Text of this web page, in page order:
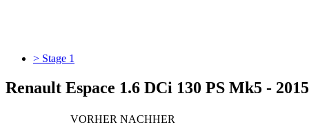
> Stage 1
Renault Espace 1.6 DCi 130 PS Mk5 -
VORHER NACHHER